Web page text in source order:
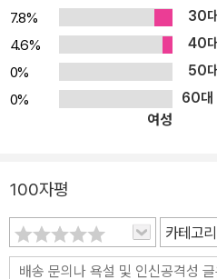
7.8%
30
4.6%
40
0%
50
0%
60대
여성
100자평
카테고리